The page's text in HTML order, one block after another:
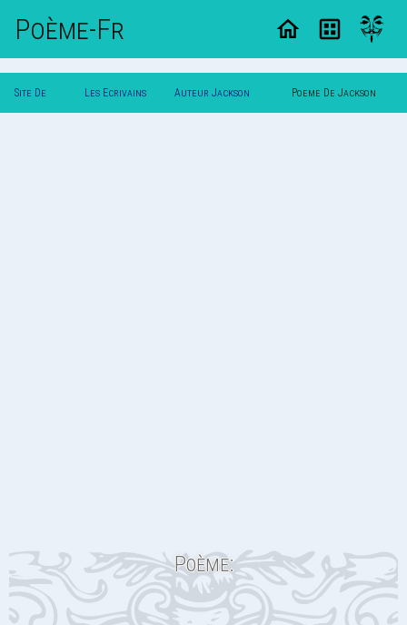
Poème-Fr
Site De Les Ecrivains Auteur Jackson Poeme De Jackson
Poème: